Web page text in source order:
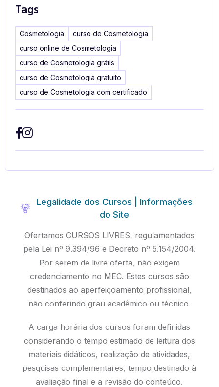
Legalidade dos Cursos | Informações
do Site
Ofertamos CURSOS LIVRES, regulamentados
pela Lei nº 9.394/96 e Decreto nº 5.154/2004.
Por serem de livre oferta, não exigem
credenciamento no MEC. Estes cursos são
destinados ao aperfeiçoamento profissional,
não conferindo grau acadêmico ou técnico.
A carga horária dos cursos foram definidas
considerando o tempo estimado de leitura dos
materiais didáticos, realização de atividades,
pesquisas complementares, tempo destinado à
avaliação final e a revisão do conteúdo.
Tags
Cosmetologia
curso de Cosmetologia
curso online de Cosmetologia
curso de Cosmetologia grátis
curso de Cosmetologia gratuito
curso de Cosmetologia com certificado